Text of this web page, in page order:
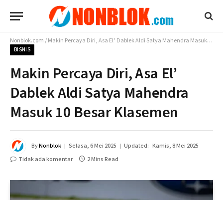
Nonblok.com/Makin Percaya Diri, Asa El’ Dablek Aldi Satya Mahendra Masuk 10 Besar Klasemen
BISNIS
Makin Percaya Diri, Asa El’
Dablek Aldi Satya Mahendra
Masuk 10 Besar Klasemen
ByNonblok Selasa, 6 Mei 2025 Updated: Kamis, 8 Mei 2025
Tidak ada komentar
2 Mins Read